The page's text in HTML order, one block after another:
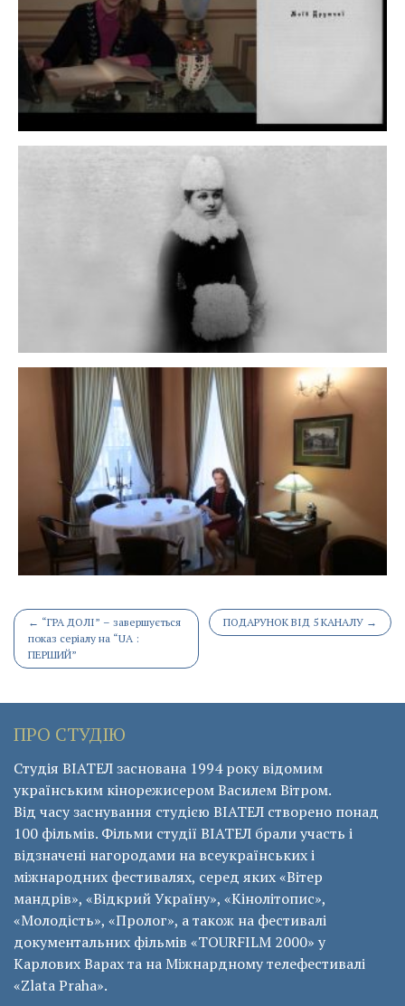
Post
navigation
← “ГРА ДОЛІ” – завершується
показ серіалу на “UA :
ПЕРШИЙ”
ПОДАРУНОК ВІД 5 КАНАЛУ →
ПРО СТУДІЮ
Студія ВІАТЕЛ заснована 1994 року відомим
українським кінорежисером Василем Вітром.
Від часу заснування студією ВІАТЕЛ створено понад
100 фільмів. Фільми студії ВІАТЕЛ брали участь і
відзначені нагородами на всеукраїнських і
міжнародних фестивалях, серед яких «Вітер
мандрів», «Відкрий Україну», «Кінолітопис»,
«Молодість», «Пролог», а також на фестивалі
документальних фільмів «ТОURFILM 2000» у
Карлових Варах та на Міжнардному телефестивалі
«Zlata Praha».